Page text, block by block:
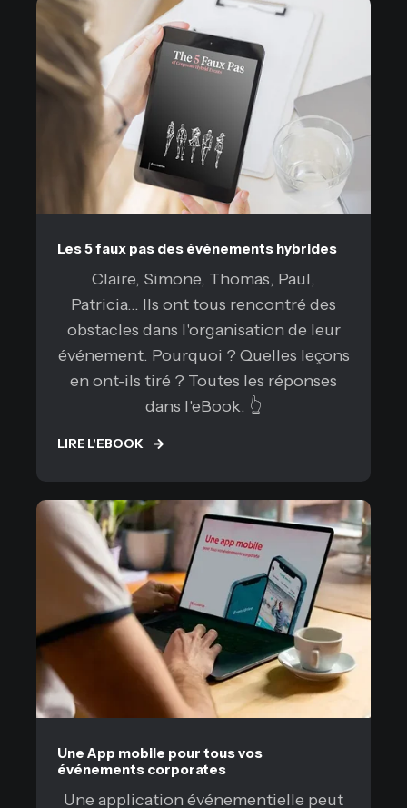
Les 5 faux pas des événements hybrides
Claire, Simone, Thomas, Paul,
Patricia... Ils ont tous rencontré des
obstacles dans l'organisation de leur
événement. Pourquoi ? Quelles leçons
en ont-ils tiré ? Toutes les réponses
dans l'eBook. 👆
LIRE L'EBOOK
Une App mobile pour tous vos
événements corporates
Une application événementielle peut